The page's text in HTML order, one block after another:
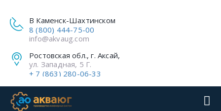
В Каменск-Шахтинском
8 (800) 444-75-00
info@akvaug.com
Ростовская обл., г. Аксай,
ул. Западная, 5 Г.
+ 7 (863) 280-06-33